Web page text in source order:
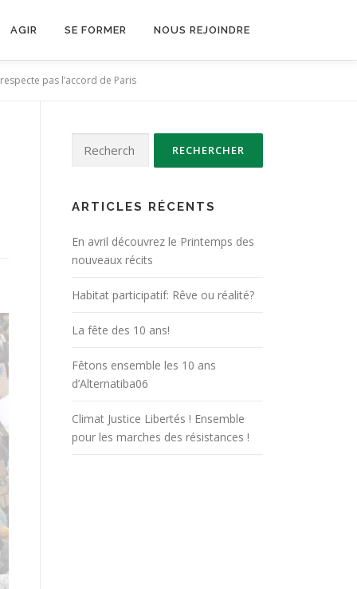
AGIR SE FORMER NOUS REJOINDRE
pas l’accord de Paris
ARTICLES RÉCENTS
En avril découvrez le Printemps des
nouveaux récits
Habitat participatif: Rêve ou réalité?
La fête des 10 ans!
Fêtons ensemble les 10 ans
d’Alternatiba06
Climat Justice Libertés ! Ensemble
pour les marches des résistances !